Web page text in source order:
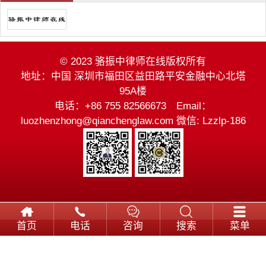
© 2023 骆振中律师在线版权所有
地址：中国 深圳市福田区益田路平安金融中心北塔
95A楼
电话：+86 755 82566673 Email：
luozhenzhong@qianchenglaw.com 微信: Lzzlp-186
首页 电话 咨询 搜索 菜单